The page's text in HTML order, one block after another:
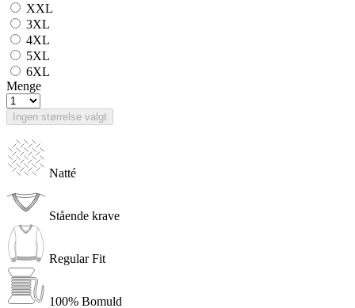
XXL
3XL
4XL
5XL
6XL
Menge
Ingen størrelse valgt
Natté
Stående krave
Regular Fit
100% Bomuld